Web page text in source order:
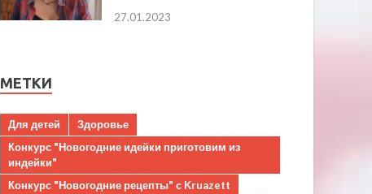
27.01.2023
МЕТКИ
Для детей
Здоровье
Конкурс "Новогодние идейки приготовим из
индейки"
Конкурс "Новогодние рецепты" с Kruazett